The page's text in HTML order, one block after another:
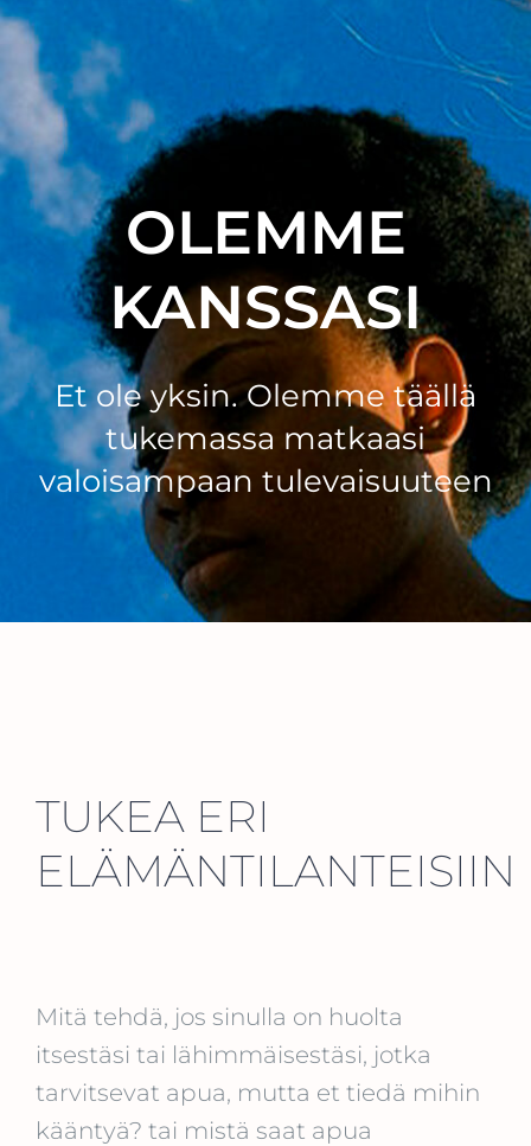
OLEMME
KANSSASI
Et ole yksin. Olemme täällä
tukemassa matkaasi
valoisampaan tulevaisuuteen
TUKEA ERI
ELÄMÄNTILANTEISIIN
Mitä tehdä, jos sinulla on huolta
itsestäsi tai lähimmäisestäsi, jotka
tarvitsevat apua, mutta et tiedä mihin
kääntyä? tai mistä saat apua